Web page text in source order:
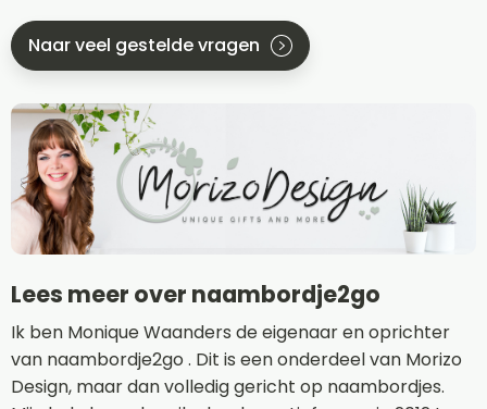
Naar veel gestelde vragen
Lees meer over naambordje2go
Ik ben Monique Waanders de eigenaar en oprichter
van naambordje2go . Dit is een onderdeel van Morizo
Design, maar dan volledig gericht op naambordjes.